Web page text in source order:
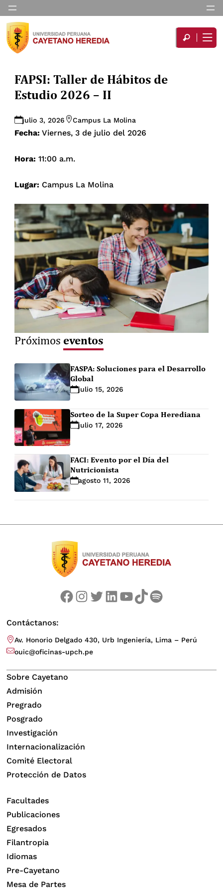
FAPSI: Taller de Hábitos de
Estudio 2026 – II
julio 3, 2026 Campus La Molina
Fecha: Viernes, 3 de julio del 2026
Hora: 11:00 a.m.
Lugar: Campus La Molina
Próximos eventos
FASPA: Soluciones para el Desarrollo
Global
julio 15, 2026
Sorteo de la Super Copa Herediana
julio 17, 2026
FACI: Evento por el Día del
Nutricionista
agosto 11, 2026
Facebook Instagram Twitter LinkedIn YouTube TikTok Spotify
Contáctanos:
Av. Honorio Delgado 430, Urb Ingeniería, Lima – Perú
ouic@oficinas-upch.pe
Sobre Cayetano
Admisión
Pregrado
Posgrado
Investigación
Internacionalización
Comité Electoral
Protección de Datos
Facultades
Publicaciones
Egresados
Filantropia
Idiomas
Pre-Cayetano
Mesa de Partes